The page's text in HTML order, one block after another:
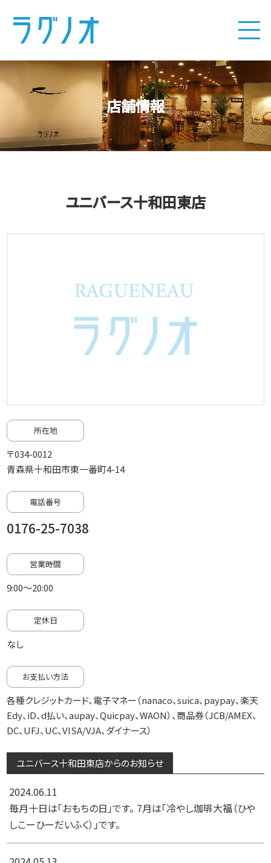
店舗情報
ユニバース十和田東店
所在地
〒034-0012
青森県十和田市東一番町4-14
電話番号
0176-25-7038
営業時間
9:00～20:00
定休日
なし
お支払い方法
各種クレジットカード、電子マネー（nanaco、suica、paypay、楽天
Edy、iD、d払い、aupay、Quicpay、WAON）、商品券（JCB/AMEX、
DC、UFJ、UC、VISA/VJA、ダイナース）
ユニバース十和田東店からのお知らせ
2024.06.11
毎月十日は「おもちの日」です。 7月は「冷やし珈琲大福（ひや
しこーひーだいふく）」です。